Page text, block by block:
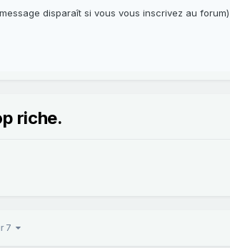
disparaît si vous vous inscrivez au forum)
riche.
7